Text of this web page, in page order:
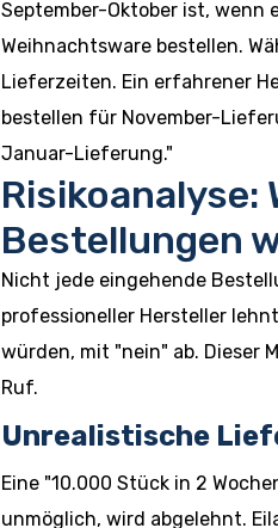
September-Oktober ist, wenn
Weihnachtsware bestellen.
Lieferzeiten. Ein erfahrener
bestellen für November-
Januar-Lieferung."
Risikoanalyse:
Bestellungen
Nicht jede eingehende
professioneller Hersteller
würden, mit "nein" ab. Dieser
Ruf.
Unrealistische
Eine "10.000 Stück in 2
unmöglich, wird abgelehnt.